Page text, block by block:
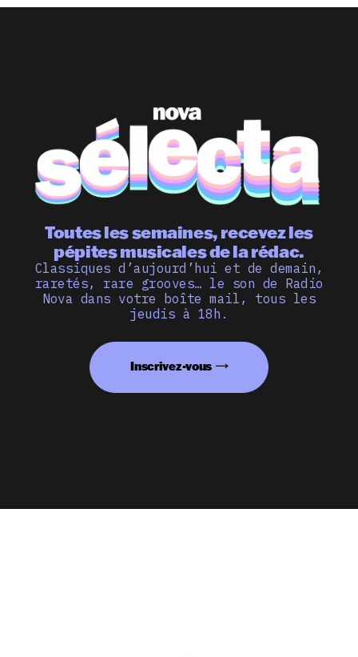
Toutes les semaines, recevez les
pépites musicales de la rédac.
Classiques d’aujourd’hui et de demain,
raretés, rare grooves… le son de Radio
Nova dans votre boîte mail, tous les
jeudis à 18h.
Inscrivez-vous